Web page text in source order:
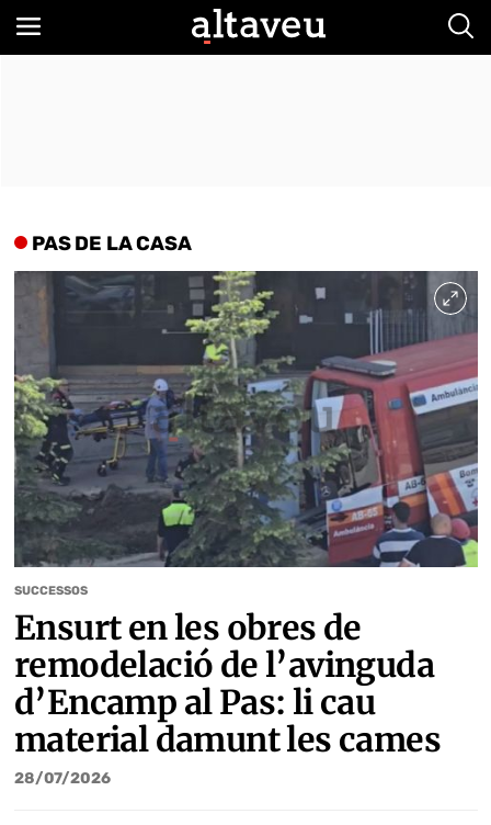
PAS DE LA CASA
SUCCESSOS
Ensurt en les obres de
remodelació de l’avinguda
d’Encamp al Pas: li cau
material damunt les cames
28/07/2026